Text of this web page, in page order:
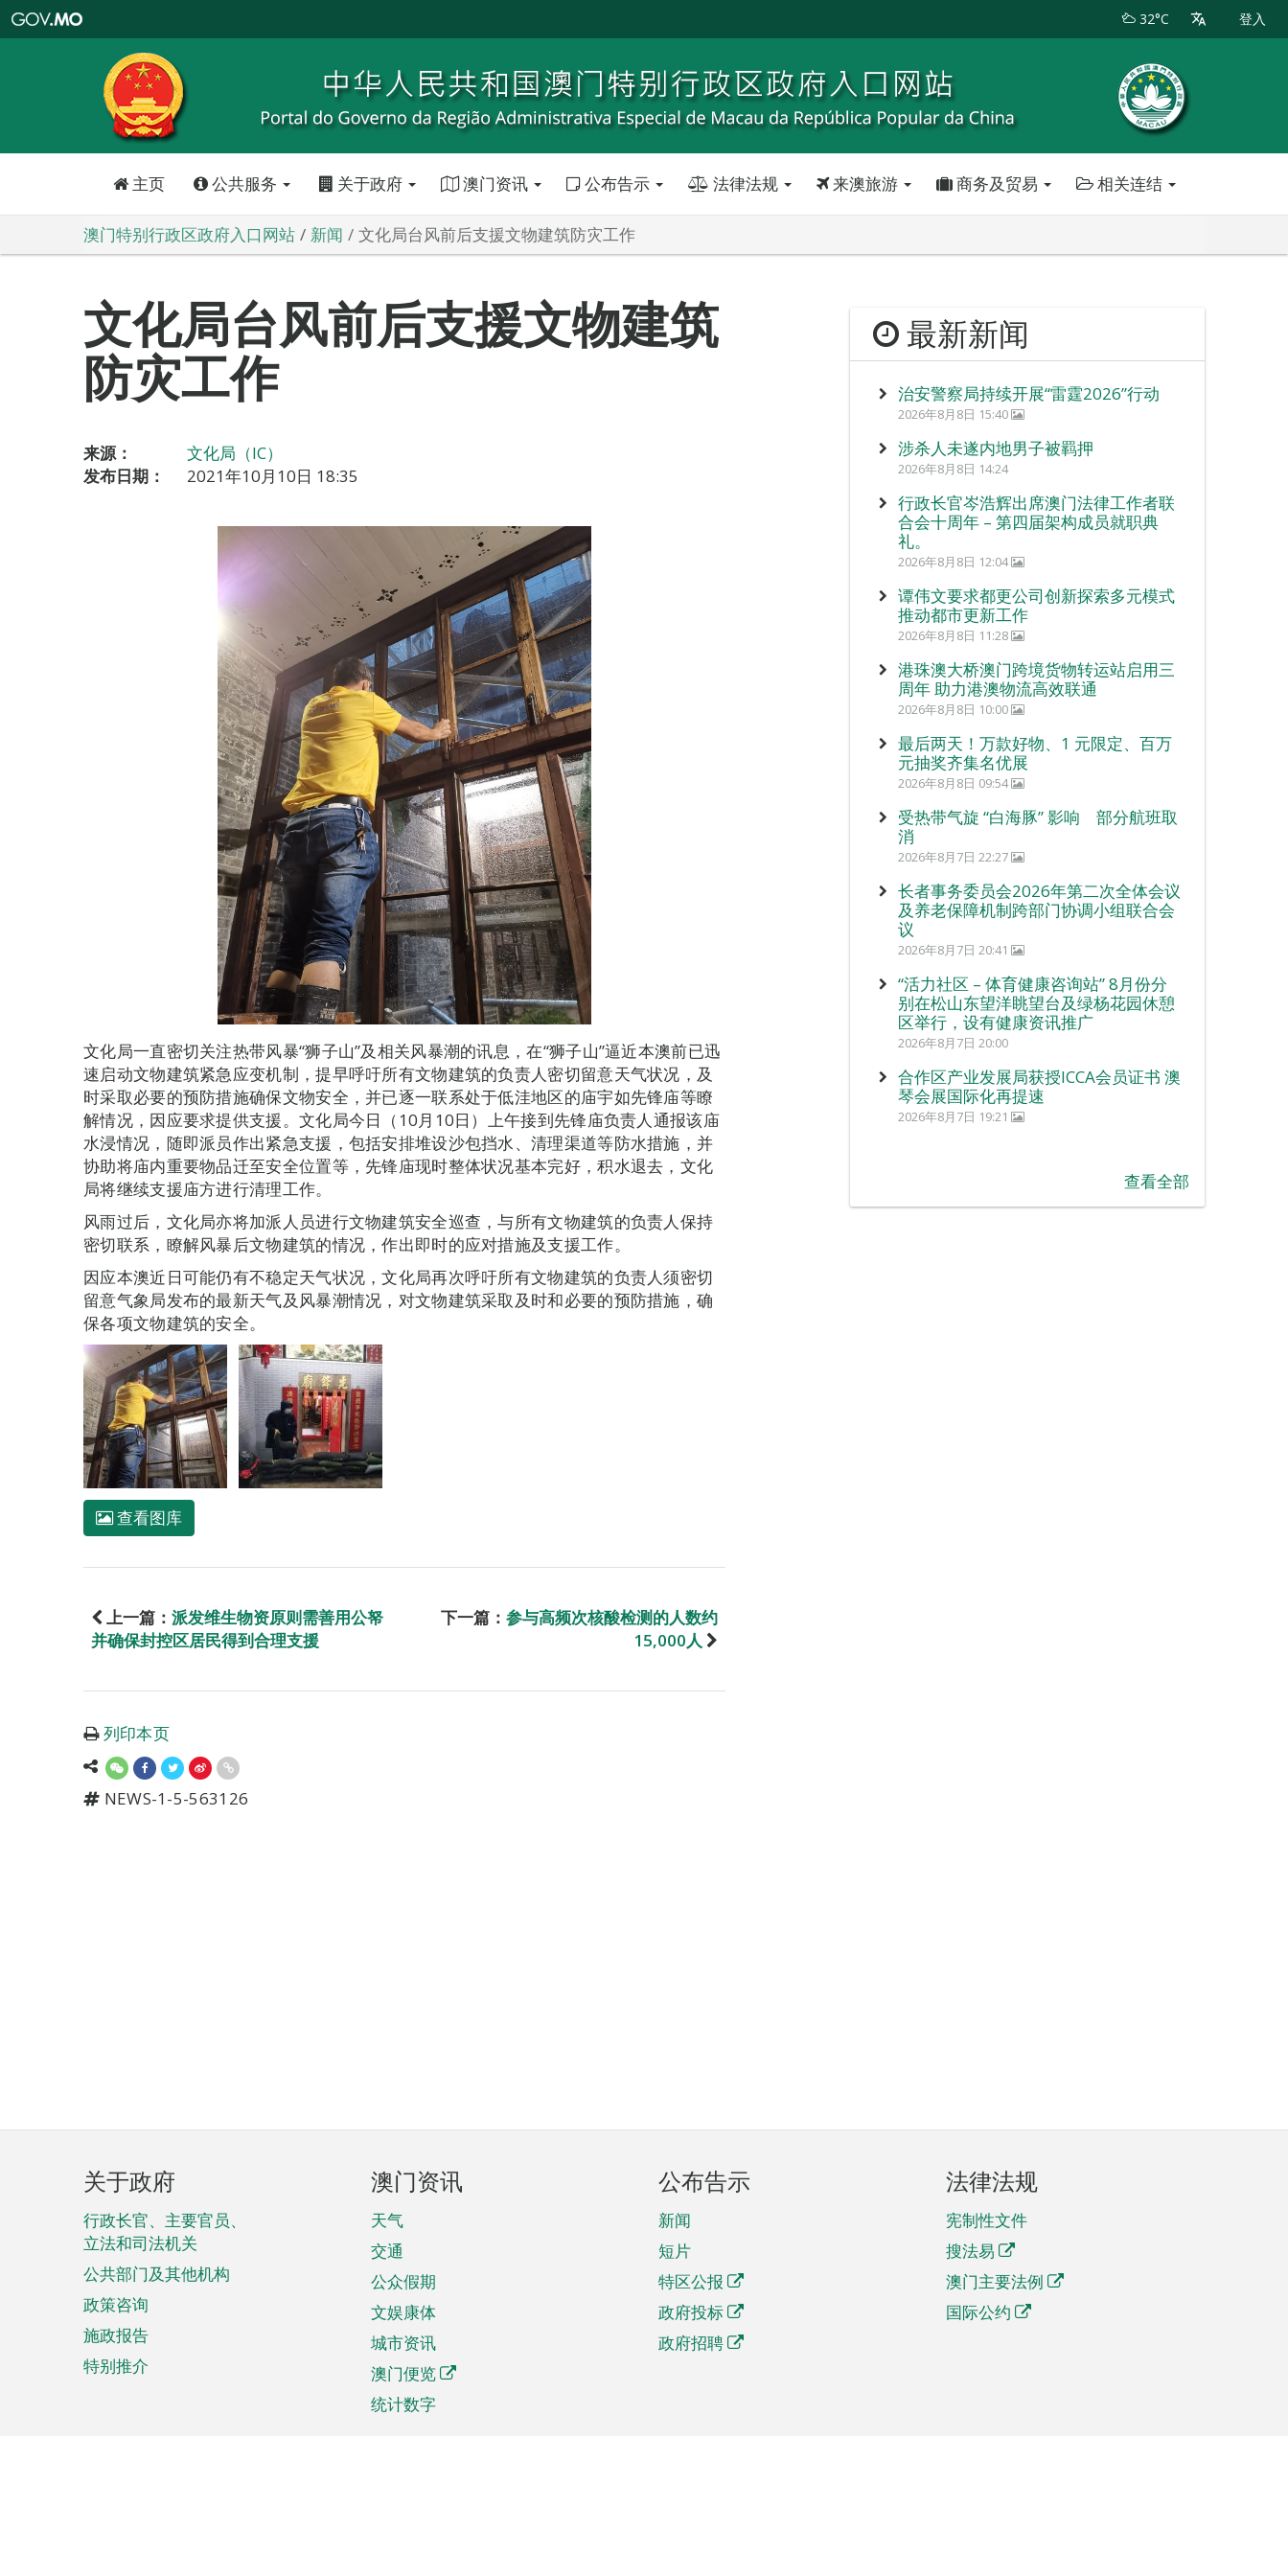
特
政
区
政
口
32°C 登入
主页 公共服务 关于政府 澳门资讯 公布告示 法律法规 来澳旅游 商务及贸易 相关连结
澳门特别行政区政府入口网站 新闻 文化局台风前后支援文物建筑防灾工作
文化局台风前后支援文物建筑
防灾工作
来源：
文化局（IC）
发布日期：
2021年10月10日 18:35
文化局一直密切关注热带风暴“狮子山”及相关风暴潮的讯息，在“狮子山”逼近本澳前已迅
速启动文物建筑紧急应变机制，提早呼吁所有文物建筑的负责人密切留意天气状况，及
时采取必要的预防措施确保文物安全，并已逐一联系处于低洼地区的庙宇如先锋庙等瞭
解情况，因应要求提供支援。文化局今日（10月10日）上午接到先锋庙负责人通报该庙
水浸情况，随即派员作出紧急支援，包括安排堆设沙包挡水、清理渠道等防水措施，并
协助将庙内重要物品迁至安全位置等，先锋庙现时整体状况基本完好，积水退去，文化
局将继续支援庙方进行清理工作。
风雨过后，文化局亦将加派人员进行文物建筑安全巡查，与所有文物建筑的负责人保持
密切联系，瞭解风暴后文物建筑的情况，作出即时的应对措施及支援工作。
因应本澳近日可能仍有不稳定天气状况，文化局再次呼吁所有文物建筑的负责人须密切
留意气象局发布的最新天气及风暴潮情况，对文物建筑采取及时和必要的预防措施，确
保各项文物建筑的安全。
查看图库
上一篇： 派发维生物资原则需善用公帑
并确保封控区居民得到合理支援
下一篇： 参与高频次核酸检测的人数约
15,000人
列印本页
NEWS-1-5-563126
最新新闻
治安警察局持续开展“雷霆2026”行动
2026年8月8日 15:40
涉杀人未遂内地男子被羁押
2026年8月8日 14:24
行政长官岑浩辉出席澳门法律工作者联
合会十周年 – 第四届架构成员就职典
礼。
2026年8月8日 12:04
谭伟文要求都更公司创新探索多元模式
推动都市更新工作
2026年8月8日 11:28
港珠澳大桥澳门跨境货物转运站启用三
周年 助力港澳物流高效联通
2026年8月8日 10:00
最后两天！万款好物、1 元限定、百万
元抽奖齐集名优展
2026年8月8日 09:54
受热带气旋 “白海豚” 影响 部分航班取
消
2026年8月7日 22:27
长者事务委员会2026年第二次全体会议
及养老保障机制跨部门协调小组联合会
议
2026年8月7日 20:41
“活力社区 – 体育健康咨询站” 8月份分
别在松山东望洋眺望台及绿杨花园休憩
区举行，设有健康资讯推广
2026年8月7日 20:00
合作区产业发展局获授ICCA会员证书 澳
琴会展国际化再提速
2026年8月7日 19:21
查看全部
页
脚
菜
单
关于政府
行政长官、主要官员、
立法和司法机关
公共部门及其他机构
政策咨询
施政报告
特别推介
澳门资讯
天气
交通
公众假期
文娱康体
城市资讯
澳门便览
统计数字
公布告示
新闻
短片
特区公报
政府投标
政府招聘
法律法规
宪制性文件
搜法易
澳门主要法例
国际公约